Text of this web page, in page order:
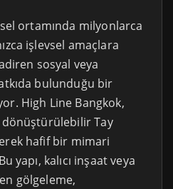
ortamında milyonlarca
işlevsel amaçlara
sosyal veya
bulunduğu bir
High Line Bangkok,
dönüştürülebilir Tay
hafif bir mimari
yapı, kalıcı inşaat veya
gölgeleme,